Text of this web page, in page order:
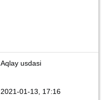
Aqlay usdasi
2021-01-13, 17:16